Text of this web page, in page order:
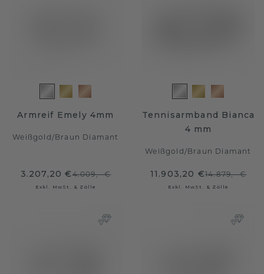
Armreif Emely 4mm
Weißgold/Braun Diamant
3.207,20 €4.009,- €
Exkl. MwSt. & Zölle
Tennisarmband Bianca
4 mm
Weißgold/Braun Diamant
11.903,20 €14.879,- €
Exkl. MwSt. & Zölle